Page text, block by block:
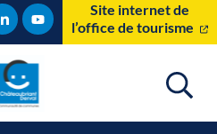
Facebook
le compte Instagram
Lien vers le compte Linkedin
Lien vers la chaîne Youtube
Site internet de
l’office de tourisme